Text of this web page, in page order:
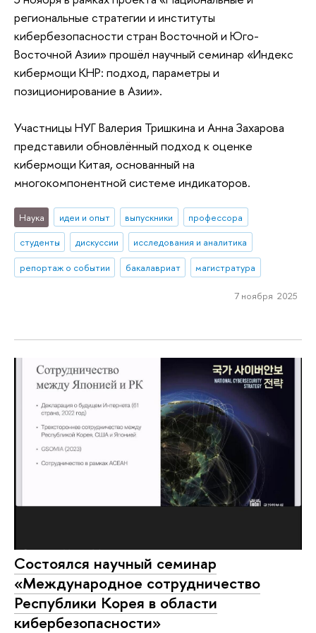
региональные стратегии и институты
кибербезопасности стран Восточной и Юго-
Восточной Азии» прошёл научный семинар «Индекс
кибермощи КНР: подход, параметры и
позиционирование в Азии».
Участницы НУГ Валерия Тришкина и Анна Захарова
представили обновлённый подход к оценке
кибермощи Китая, основанный на
многокомпонентной системе индикаторов.
Наука идеи и опыт выпускники
профессора
студенты
дискуссии
исследования и аналитика
репортаж о событии
бакалавриат магистратура
7 ноября 2025
Состоялся научный семинар
«Международное сотрудничество
Республики Корея в области
кибербезопасности»